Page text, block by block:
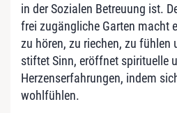
in der Sozialen Betreuung ist.
frei zugängliche Garten macht
zu hören, zu riechen, zu fühlen
stiftet Sinn, eröffnet spirituelle
Herzenserfahrungen, indem
wohlfühlen.